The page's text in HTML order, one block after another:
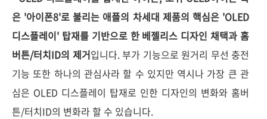
은 '아이폰8'로 불리는 애플의 차세대 제품의 핵심은 'OLED
디스플레이' 탑재를 기반으로 한 베젤리스 디자인 채택과 홈
버튼/터치ID의 제거입니다. 부가 기능으로 원거리 무선 충전
기능 또한 하나의 관심사라 할 수 있지만 역시나 가장 큰 관
심은 OLED 디스플레이 탑재로 인한 디자인의 변화와 홈버
튼/터치ID의 변화라 할 수 있습니다.